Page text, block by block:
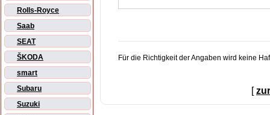
Rolls-Royce
Saab
SEAT
ŠKODA
smart
Subaru
Suzuki
Für die Richtigkeit der Angaben wird keine